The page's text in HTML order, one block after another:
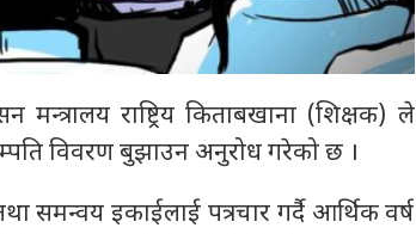
मन्त्रालय राष्ट्रिय किताबखाना (शिक्षक) ले
विवरण बुझाउन अनुरोध गरेको छ ।
समन्वय इकाईलाई पत्रचार गर्दै आर्थिक वर्ष